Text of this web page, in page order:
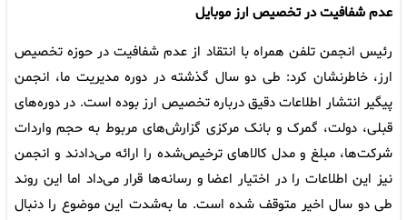
عدم شفافیت در تخصیص ارز موبایل
رئیس انجمن تلفن همراه با انتقاد از عدم شفافیت در حوزه تخصیص
ارز، خاطرنشان کرد: طی دو سال گذشته در دوره مدیریت ما، انجمن
پیگیر انتشار اطلاعات دقیق درباره تخصیص ارز بوده است. در دوره‌های
قبلی، دولت، گمرک و بانک مرکزی گزارش‌های مربوط به حجم واردات
شرکت‌ها، مبلغ و مدل کالاهای ترخیص‌شده را ارائه می‌دادند و انجمن
نیز این اطلاعات را در اختیار اعضا و رسانه‌ها قرار می‌داد اما این روند
طی دو سال اخیر متوقف شده است. ما به‌شدت این موضوع را دنبال